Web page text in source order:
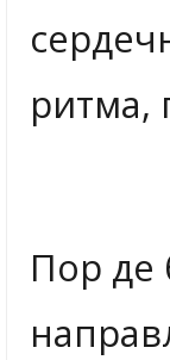
ритма,
Пор де